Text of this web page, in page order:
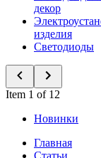
декор
изделия
Светодиоды
Item 1 of 12
Новинки
Главная
Статьи